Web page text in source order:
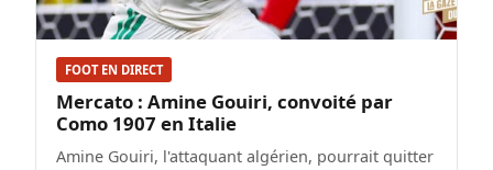
FOOT EN DIRECT
Mercato : Amine Gouiri, convoité par
Como 1907 en Italie
Amine Gouiri, l'attaquant algérien, pourrait quitter